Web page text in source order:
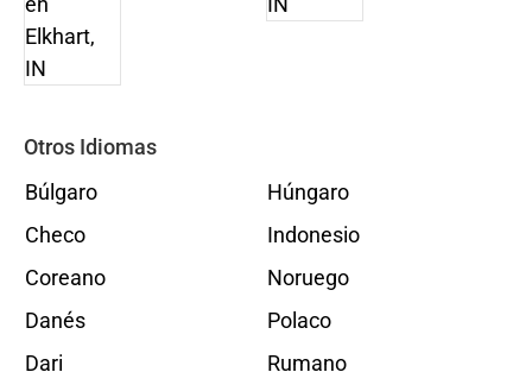
Otros Idiomas
Búlgaro
Checo
Coreano
Danés
Dari
Húngaro
Indonesio
Noruego
Polaco
Rumano